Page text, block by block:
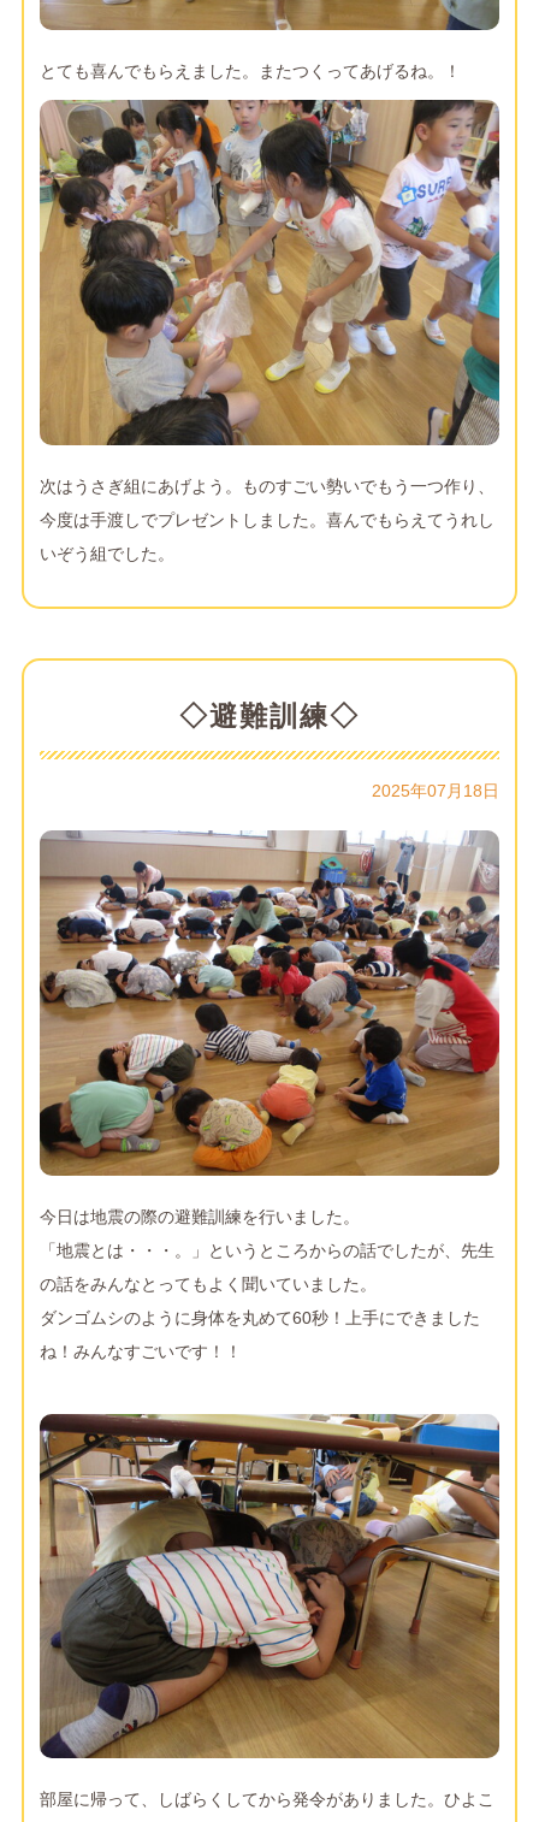
とても喜んでもらえました。またつくってあげるね。！
次はうさぎ組にあげよう。ものすごい勢いでもう一つ作り、
今度は手渡しでプレゼントしました。喜んでもらえてうれし
いぞう組でした。
◇避難訓練◇
2025年07月18日
今日は地震の際の避難訓練を行いました。
「地震とは・・・。」というところからの話でしたが、先生
の話をみんなとってもよく聞いていました。
ダンゴムシのように身体を丸めて60秒！上手にできました
ね！みんなすごいです！！
部屋に帰って、しばらくしてから発令がありました。ひよこ